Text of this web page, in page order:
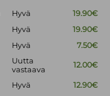
Hyvä
19.90€
Hyvä
19.90€
Hyvä 7.50€
Uutta
vastaava
12.00€
Hyvä
12.90€